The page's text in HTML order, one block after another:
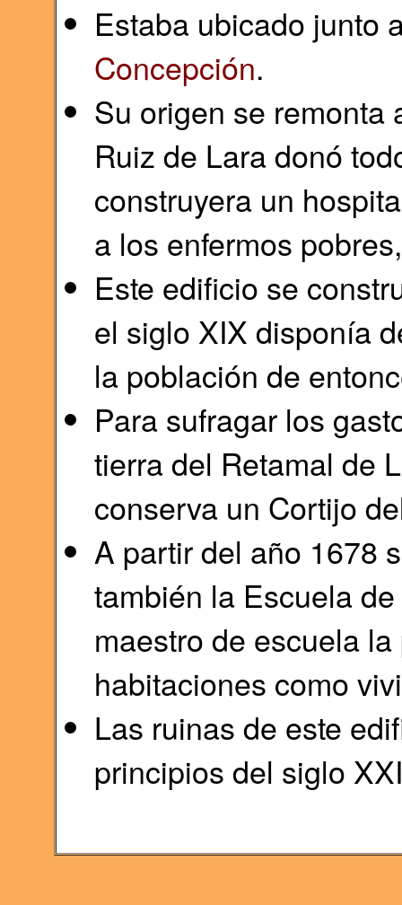
Estaba ubicado junto
Concepción.
Su origen se remonta
Ruiz de Lara donó
construyera un
a los enfermos
Este edificio se
el siglo XIX disponía
la población de
Para sufragar los
tierra del Retamal de
conserva un Cortijo
A partir del año 1678
también la Escuela
maestro de escuela
habitaciones como
Las ruinas de este
principios del siglo